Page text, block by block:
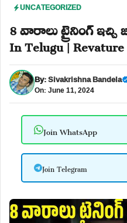
UNCATEGORIZED
8 వారాలు ట్రైనింగ్ ఇచ్చి
In Telugu |
By:Sivakrishna Bandela
On: June 11, 2024
Join WhatsApp
Join Telegram